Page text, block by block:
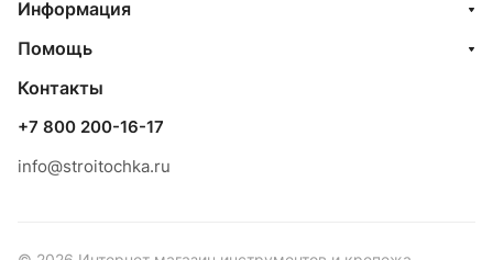
Информация
Помощь
Контакты
+7 800 200-16-17
info@stroitochka.ru